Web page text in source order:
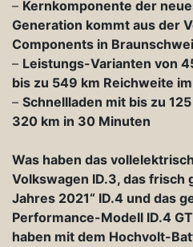
– Kernkomponente der
Generation kommt aus der
Components in
– Leistungs-Varianten von
bis zu 549 km Reichweite
– Schnellladen mit bis zu
320 km in 30 Minuten
Was haben das
Volkswagen ID.3, das frisch
Jahres 2021“ ID.4 und das
Performance-Modell ID.4
haben mit dem Hochvolt-